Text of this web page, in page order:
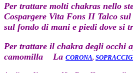
Per trattare molti chakras nello
Cospargere Vita Fons II Talco sul
sul fondo di mani e piedi dove si
Per trattare il chakra degli occhi
camomilla La CORONA,